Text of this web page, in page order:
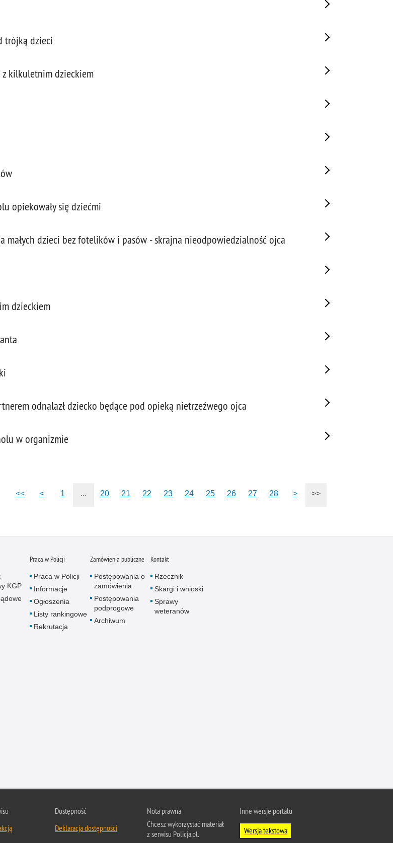
trójką dzieci
z kilkuletnim dzieckiem
opiekowały się dziećmi
dzieci bez fotelików i pasów - skrajna nieodpowiedzialność ojca
dzieckiem
odnalazł dziecko będące pod opieką nietrzeźwego ojca
w organizmie
<< < 1 ... 20 21 22 23 24 25 26 27 28 > >>
KGP
Praca w Policji
Praca w Policji
Informacje
Ogłoszenia
Listy rankingowe
Rekrutacja
Zamówienia publiczne
Postępowania o
zamówienia
Postępowania
podprogowe
Archiwum
Kontakt
Rzecznik
Skargi i wnioski
Sprawy
weteranów
Dostępność
Deklaracja dostępności
Nota prawna
Chcesz wykorzystać materiał
z serwisu Policja.pl.
Inne wersje portalu
Wersja tekstowa